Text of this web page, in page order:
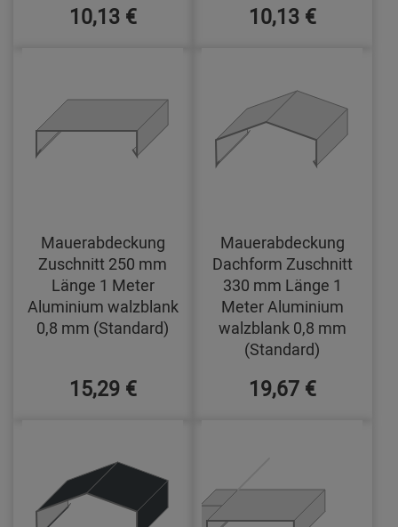
10,13 € 10,13 €
Mauerabdeckung
Zuschnitt 250 mm
Länge 1 Meter
Aluminium walzblank
0,8 mm (Standard)
15,29 €
Mauerabdeckung
Dachform Zuschnitt
330 mm Länge 1
Meter Aluminium
walzblank 0,8 mm
(Standard)
19,67 €